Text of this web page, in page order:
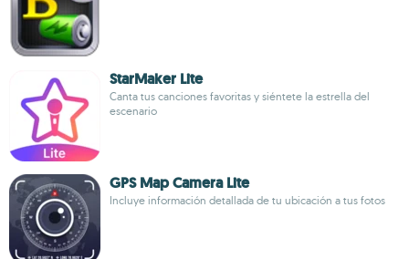
StarMaker Lite
Canta tus canciones favoritas y siéntete la estrella del
escenario
GPS Map Camera Lite
Incluye información detallada de tu ubicación a tus fotos